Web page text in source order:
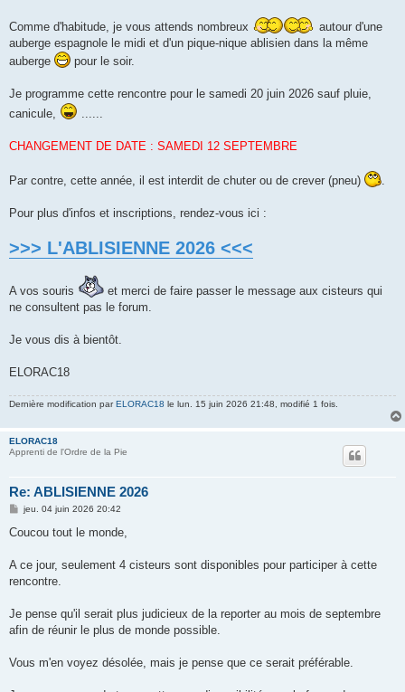
Comme d'habitude, je vous attends nombreux
autour d'une
auberge espagnole le midi et d'un pique-nique ablisien dans la même
auberge
pour le soir.
Je programme cette rencontre pour le samedi 20 juin 2026 sauf pluie,
canicule,
CHANGEMENT DE DATE : SAMEDI 12 SEPTEMBRE
Par contre, cette année, il est interdit de chuter ou de crever (pneu)
Pour plus d'infos et inscriptions, rendez-vous ici :
>>> L'ABLISIENNE 2026 <<<
A vos souris
et merci de faire passer le message aux cisteurs qui
ne consultent pas le forum.
Je vous dis à bientôt.
ELORAC18
Dernière modification parELORAC18 le lun. 15 juin 2026 21:48, modifié 1 fois.
ELORAC18
Apprenti de l'Ordre de la Pie
Re: ABLISIENNE 2026
M
s
g
jeu. 04 juin 2026 20:42
Coucou tout le monde,
A ce jour, seulement 4 cisteurs sont disponibles pour participer à cette
rencontre.
Je pense qu'il serait plus judicieux de la reporter au mois de septembre
afin de réunir le plus de monde possible.
Vous m'en voyez désolée, mais je pense que ce serait préférable.